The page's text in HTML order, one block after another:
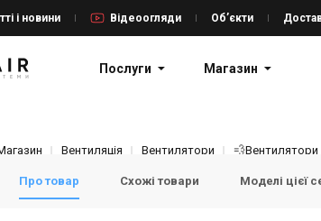
і новини Відеоогляди Об’єкти
Послуги Магазин
Вентиляція Вентилятори 💨Вентилятори
Про товар Схожі товари Моделі цієї